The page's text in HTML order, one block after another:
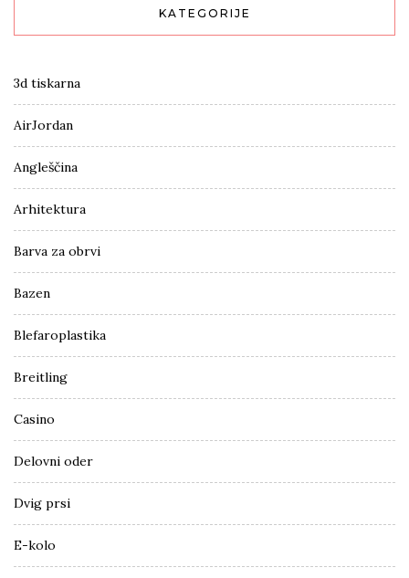
KATEGORIJE
3d tiskarna
AirJordan
Angleščina
Arhitektura
Barva za obrvi
Bazen
Blefaroplastika
Breitling
Casino
Delovni oder
Dvig prsi
E-kolo